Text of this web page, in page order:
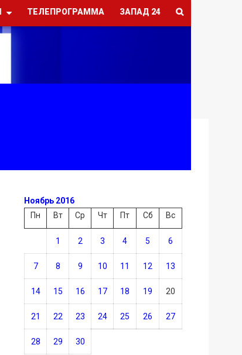
ТЕЛЕПРОГРАММА ЗАПАД 24
Ноябрь 2016
Пн
Вт Ср Чт Пт Сб Вс
1 2 3 4 5 6
7 8 9 10 11 12 13
14 15 16 17 18 19 20
21 22 23 24 25 26 27
28 29 30